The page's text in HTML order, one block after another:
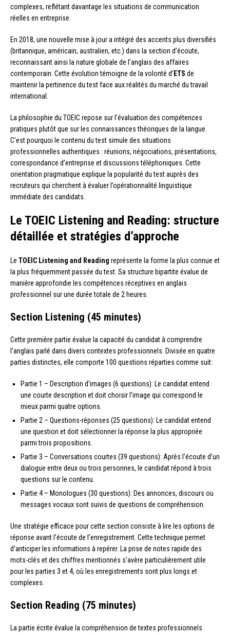
complexes, reflétant davantage les situations de communication
réelles en entreprise.
En 2018, une nouvelle mise à jour a intégré des accents plus diversifiés
(britannique, américain, australien, etc.) dans la section d’écoute,
reconnaissant ainsi la nature globale de l’anglais des affaires
contemporain. Cette évolution témoigne de la volonté d’ETS de
maintenir la pertinence du test face aux réalités du marché du travail
international.
La philosophie du TOEIC repose sur l’évaluation des compétences
pratiques plutôt que sur les connaissances théoriques de la langue.
C’est pourquoi le contenu du test simule des situations
professionnelles authentiques : réunions, négociations, présentations,
correspondance d’entreprise et discussions téléphoniques. Cette
orientation pragmatique explique la popularité du test auprès des
recruteurs qui cherchent à évaluer l’opérationnalité linguistique
immédiate des candidats.
Le TOEIC Listening and Reading: structure
détaillée et stratégies d’approche
Le TOEIC Listening and Reading représente la forme la plus connue et
la plus fréquemment passée du test. Sa structure bipartite évalue de
manière approfondie les compétences réceptives en anglais
professionnel sur une durée totale de 2 heures.
Section Listening (45 minutes)
Cette première partie évalue la capacité du candidat à comprendre
l’anglais parlé dans divers contextes professionnels. Divisée en quatre
parties distinctes, elle comporte 100 questions réparties comme suit:
Partie 1 – Description d’images (6 questions): Le candidat entend
une courte description et doit choisir l’image qui correspond le
mieux parmi quatre options.
Partie 2 – Questions-réponses (25 questions): Le candidat entend
une question et doit sélectionner la réponse la plus appropriée
parmi trois propositions.
Partie 3 – Conversations courtes (39 questions): Après l’écoute d’un
dialogue entre deux ou trois personnes, le candidat répond à trois
questions sur le contenu.
Partie 4 – Monologues (30 questions): Des annonces, discours ou
messages vocaux sont suivis de questions de compréhension.
Une stratégie efficace pour cette section consiste à lire les options de
réponse avant l’écoute de l’enregistrement. Cette technique permet
d’anticiper les informations à repérer. La prise de notes rapide des
mots-clés et des chiffres mentionnés s’avère particulièrement utile
pour les parties 3 et 4, où les enregistrements sont plus longs et
complexes.
Section Reading (75 minutes)
La partie écrite évalue la compréhension de textes professionnels